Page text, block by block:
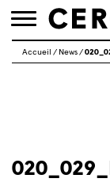
Toggle
Accueil / News/